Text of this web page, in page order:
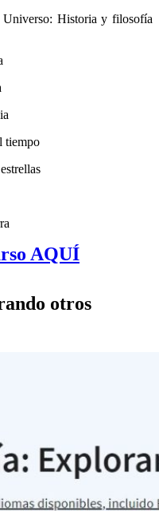
Historia y filosofía
tiempo
AQUÍ
otros